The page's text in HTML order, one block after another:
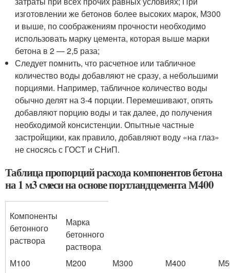
изготовлении же бетонов более высоких марок, М300
и выше, по соображениям прочности необходимо
использовать марку цемента, которая выше марки
бетона в 2 — 2,5 раза;
Следует помнить, что расчетное или табличное
количество воды добавляют не сразу, а небольшими
порциями. Например, табличное количество воды
обычно делят на 3-4 порции. Перемешивают, опять
добавляют порцию воды и так далее, до получения
необходимой консистенции. Опытные частные
застройщики, как правило, добавляют воду «на глаз»
не сносясь с ГОСТ и СНиП.
Таблица пропорций расхода компонентов бетона
на 1 м3 смеси на основе портландцемента М400
Компоненты
бетонного
раствора
Марка
бетонного
раствора
М100
М200 М300 М400